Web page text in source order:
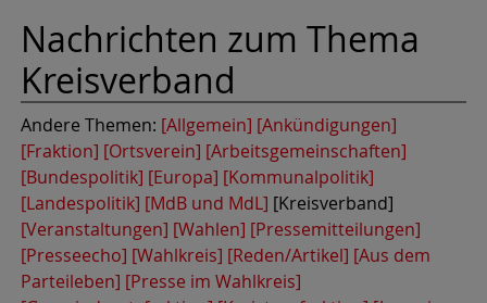
Nachrichten zum Thema
Kreisverband
Andere Themen: [Allgemein] [Ankündigungen]
[Fraktion] [Ortsverein] [Arbeitsgemeinschaften]
[Bundespolitik] [Europa] [Kommunalpolitik]
[Landespolitik] [MdB und MdL] [Kreisverband]
[Veranstaltungen] [Wahlen] [Pressemitteilungen]
[Presseecho] [Wahlkreis] [Reden/Artikel] [Aus dem
Parteileben] [Presse im Wahlkreis]